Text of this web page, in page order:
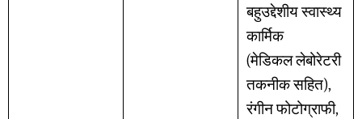
बहुउद्देशीय स्वास्थ्य
कार्मिक
(मेडिकल लेबोरेटरी
तकनीक सहित),
रंगीन फोटोग्राफी,